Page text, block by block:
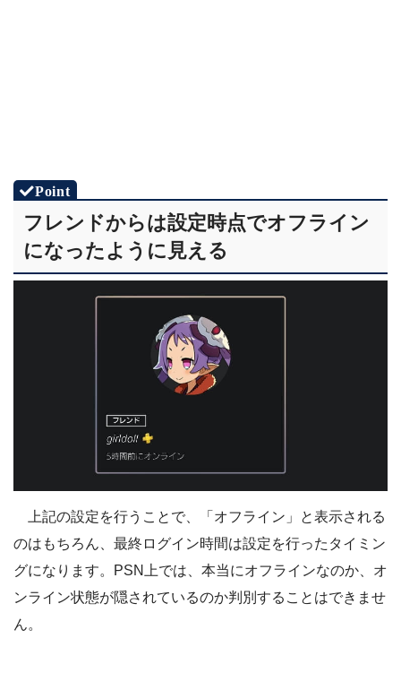
フレンドからは設定時点でオフライン
になったように見える
上記の設定を行うことで、「オフライン」と表示される
のはもちろん、最終ログイン時間は設定を行ったタイミン
グになります。PSN上では、本当にオフラインなのか、オ
ンライン状態が隠されているのか判別することはできませ
ん。